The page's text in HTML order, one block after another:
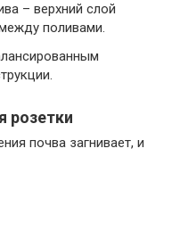
– верхний слой
поливами.
розетки
почва загнивает, и